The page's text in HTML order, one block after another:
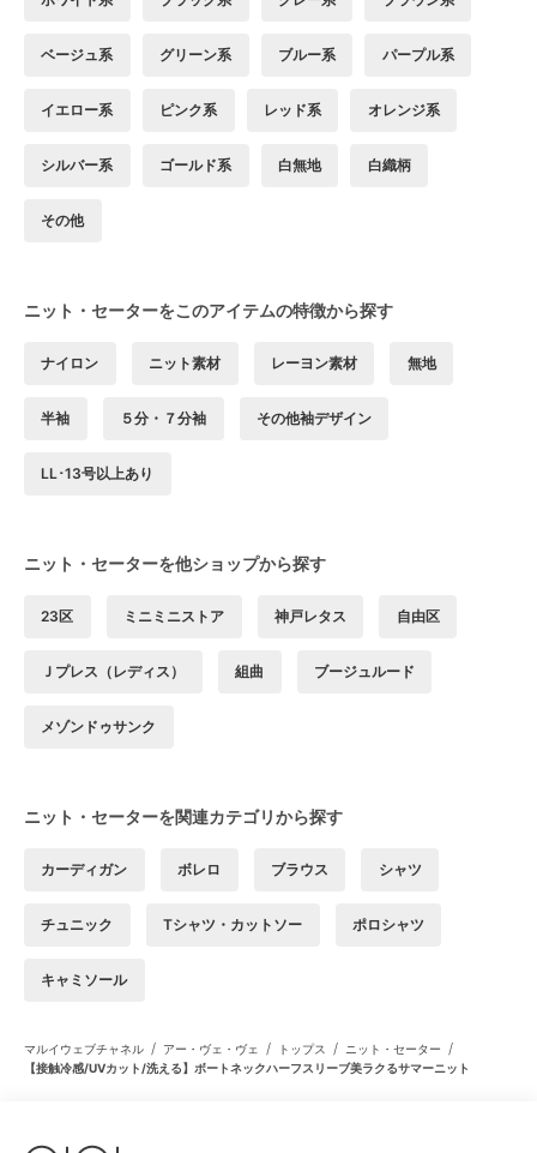
ベージュ系 グリーン系 ブルー系 パープル系
イエロー系 ピンク系 レッド系 オレンジ系
シルバー系 ゴールド系 白無地 白織柄
その他
ニット・セーターをこのアイテムの特徴から探す
ナイロン ニット素材 レーヨン素材 無地
半袖 ５分・７分袖 その他袖デザイン
LL･13号以上あり
ニット・セーターを他ショップから探す
23区 ミニミニストア 神戸レタス 自由区
Ｊプレス（レディス） 組曲 ブージュルード
メゾンドゥサンク
ニット・セーターを関連カテゴリから探す
カーディガン ボレロ ブラウス シャツ
チュニック Tシャツ・カットソー ポロシャツ
キャミソール
マルイウェブチャネル / アー・ヴェ・ヴェ / トップス / ニット・セーター /
【接触冷感/UVカット/洗える】ボートネックハーフスリーブ美ラクるサマーニット